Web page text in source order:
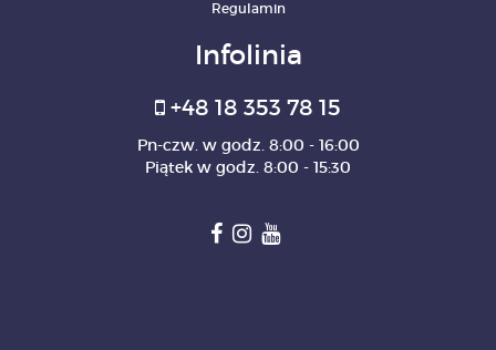
Regulamin
Infolinia
+48 18 353 78 15
Pn-czw. w godz. 8:00 - 16:00
Piątek w godz. 8:00 - 15:30